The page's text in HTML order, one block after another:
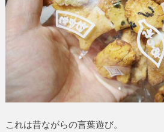
これは昔ながらの言葉遊び。